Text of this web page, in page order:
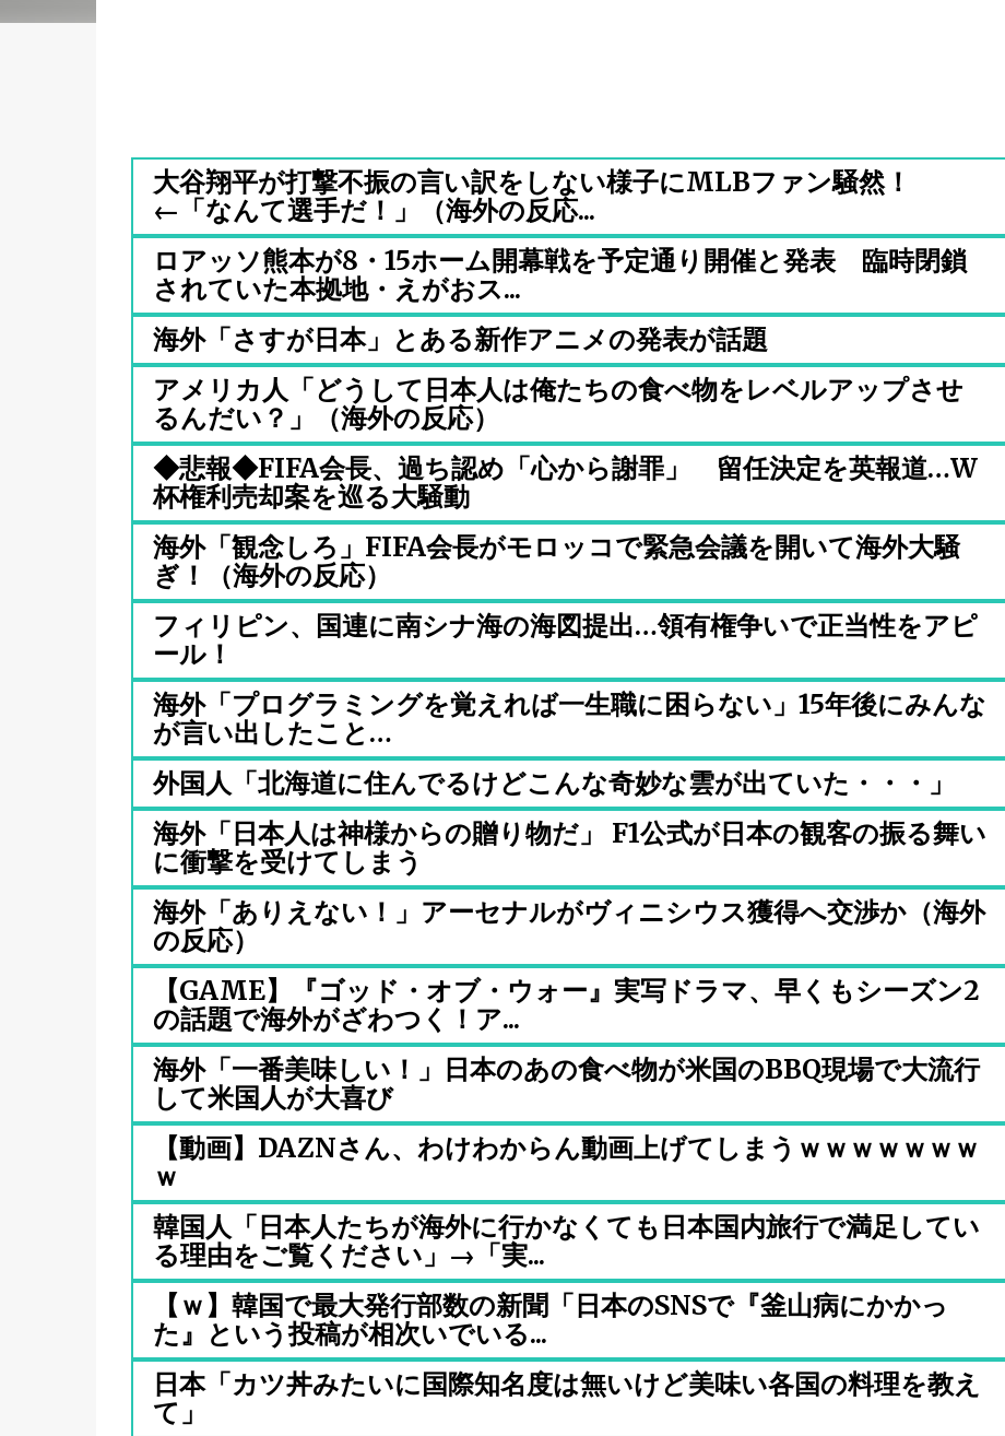
大谷翔平が打撃不振の言い訳をしない様子にMLBファン騒然！
←「なんて選手だ！」（海外の反応...
ロアッソ熊本が8・15ホーム開幕戦を予定通り開催と発表 臨時閉鎖
されていた本拠地・えがおス...
海外「さすが日本」とある新作アニメの発表が話題
アメリカ人「どうして日本人は俺たちの食べ物をレベルアップさせ
るんだい？」（海外の反応）
◆悲報◆FIFA会長、過ち認め「心から謝罪」 留任決定を英報道…W
杯権利売却案を巡る大騒動
海外「観念しろ」FIFA会長がモロッコで緊急会議を開いて海外大騒
ぎ！（海外の反応）
フィリピン、国連に南シナ海の海図提出…領有権争いで正当性をアピ
ール！
海外「プログラミングを覚えれば一生職に困らない」15年後にみんな
が言い出したこと…
外国人「北海道に住んでるけどこんな奇妙な雲が出ていた・・・」
海外「日本人は神様からの贈り物だ」 F1公式が日本の観客の振る舞い
に衝撃を受けてしまう
海外「ありえない！」アーセナルがヴィニシウス獲得へ交渉か（海外
の反応）
【GAME】『ゴッド・オブ・ウォー』実写ドラマ、早くもシーズン2
の話題で海外がざわつく！ア...
海外「一番美味しい！」日本のあの食べ物が米国のBBQ現場で大流行
して米国人が大喜び
【動画】DAZNさん、わけわからん動画上げてしまうｗｗｗｗｗｗｗ
ｗ
韓国人「日本人たちが海外に行かなくても日本国内旅行で満足してい
る理由をご覧ください」→「実...
【ｗ】韓国で最大発行部数の新聞「日本のSNSで『釜山病にかかっ
た』という投稿が相次いでいる...
日本「カツ丼みたいに国際知名度は無いけど美味い各国の料理を教え
て」